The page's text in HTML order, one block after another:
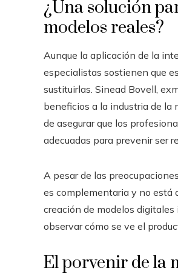
¿Una solución
modelos reales?
Aunque la aplicación de la
especialistas sostienen que
sustituirlas. Sinead Bovell,
beneficios a la industria de la
de asegurar que los
adecuadas para prevenir ser
A pesar de las
es complementaria y no está
creación de modelos
observar cómo se ve el
El porvenir de la